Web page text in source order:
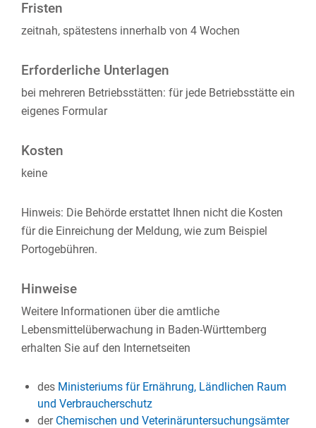
Fristen
zeitnah, spätestens innerhalb von 4 Wochen
Erforderliche Unterlagen
bei mehreren Betriebsstätten: für jede Betriebsstätte ein
eigenes Formular
Kosten
keine
Hinweis: Die Behörde erstattet Ihnen nicht die Kosten
für die Einreichung der Meldung, wie zum Beispiel
Portogebühren.
Hinweise
Weitere Informationen über die amtliche
Lebensmittelüberwachung in Baden-Württemberg
erhalten Sie auf den Internetseiten
des Ministeriums für Ernährung, Ländlichen Raum
und Verbraucherschutz
der Chemischen und Veterinäruntersuchungsämter